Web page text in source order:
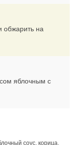
обжарить на
яблочным с
соус, корица,